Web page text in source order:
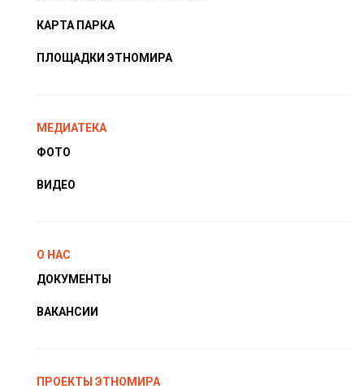
КАРТА ПАРКА
ПЛОЩАДКИ ЭТНОМИРА
МЕДИАТЕКА
ФОТО
ВИДЕО
О НАС
ДОКУМЕНТЫ
ВАКАНСИИ
ПРОЕКТЫ ЭТНОМИРА